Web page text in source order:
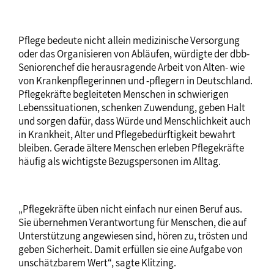
Pflege bedeute nicht allein medizinische Versorgung
oder das Organisieren von Abläufen, würdigte der dbb-
Seniorenchef die herausragende Arbeit von Alten- wie
von Krankenpflegerinnen und -pflegern in Deutschland.
Pflegekräfte begleiteten Menschen in schwierigen
Lebenssituationen, schenken Zuwendung, geben Halt
und sorgen dafür, dass Würde und Menschlichkeit auch
in Krankheit, Alter und Pflegebedürftigkeit bewahrt
bleiben. Gerade ältere Menschen erleben Pflegekräfte
häufig als wichtigste Bezugspersonen im Alltag.
„Pflegekräfte üben nicht einfach nur einen Beruf aus.
Sie übernehmen Verantwortung für Menschen, die auf
Unterstützung angewiesen sind, hören zu, trösten und
geben Sicherheit. Damit erfüllen sie eine Aufgabe von
unschätzbarem Wert“, sagte Klitzing.